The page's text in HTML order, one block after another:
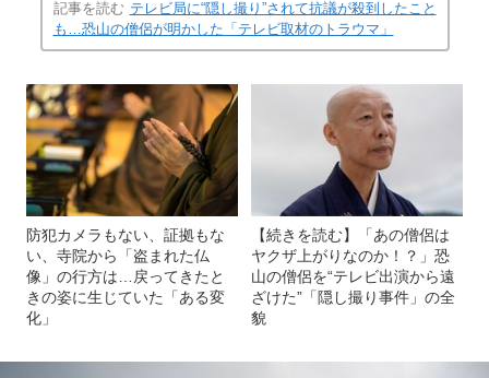
記事を読む テレビ局に“隠し撮り”されて抗議が殺到したこと
も…恐山の僧侶が明かした「テレビ取材のトラウマ」
防犯カメラもない、証拠もな
い、寺院から「盗まれた仏
像」の行方は…戻ってきたと
きの姿に生じていた「ある変
化」
【続きを読む】「あの僧侶は
ヤクザ上がりなのか！？」恐
山の僧侶を“テレビ出演から遠
ざけた”「隠し撮り事件」の全
貌